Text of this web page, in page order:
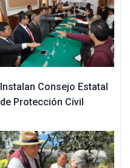
Instalan Consejo Estatal
de Protección Civil